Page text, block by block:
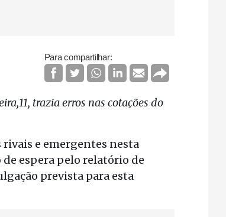
Para compartilhar:
trazia erros nas cotações do
e emergentes nesta
de espera pelo relatório de
prevista para esta